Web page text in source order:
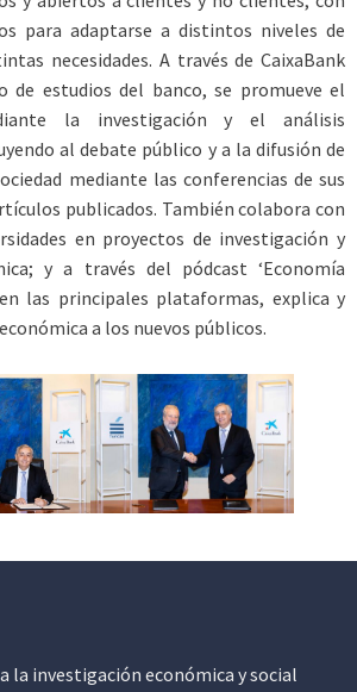
para adaptarse a distintos niveles de
necesidades. A través de CaixaBank
de estudios del banco, se promueve el
la investigación y el análisis
al debate público y a la difusión de
mediante las conferencias de sus
publicados. También colabora con
en proyectos de investigación y
y a través del pódcast ‘Economía
en las principales plataformas, explica y
a los nuevos públicos.
la investigación económica y social